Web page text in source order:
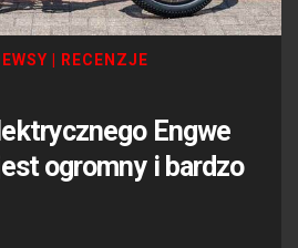
RECENZJE
Engwe
ogromny i bardzo